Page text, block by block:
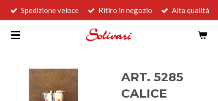
Vai
contenuto
Spedizione veloce Ritiro in negozio Alta qualità
ART. 5285
CALICE